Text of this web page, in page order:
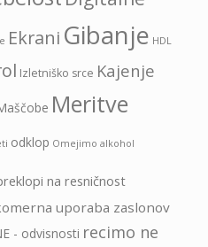
Ekrani Gibanje HDL
Izletniško srce Kajenje
Meritve
odklop Omejimo alkohol
na resničnost
uporaba zaslonov
- odvisnosti recimo ne